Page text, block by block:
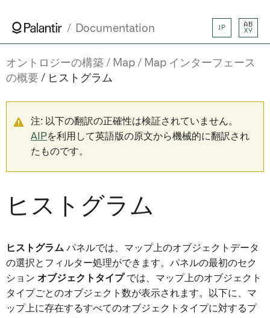
Documentation JP
AB
XY
オントロジーの構築 Map
Map インターフェース
の概要
ヒストグラム
注: 以下の翻訳の正確性は検証されていません。
AIPを利用して英語版の原文から機械的に翻訳され
たものです。
ヒストグラム
ヒストグラム パネルでは、マップ上のオブジェクトデータ
の選択とフィルター処理ができます。パネルの最初のセク
ション オブジェクトタイプでは、マップ上のオブジェクト
タイプごとのオブジェクト数が表示されます。以下に、マ
ップ上に存在するすべてのオブジェクトタイプに対するプ